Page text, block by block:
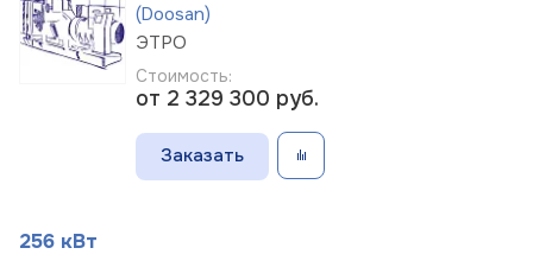
(Doosan)
ЭТРО
Стоимость:
от 2 329 300 руб.
Заказать
256 кВт